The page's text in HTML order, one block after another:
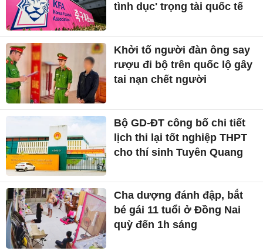
tình dục' trọng tài quốc tế
Khởi tố người đàn ông say
rượu đi bộ trên quốc lộ gây
tai nạn chết người
Bộ GD-ĐT công bố chi tiết
lịch thi lại tốt nghiệp THPT
cho thí sinh Tuyên Quang
Cha dượng đánh đập, bắt
bé gái 11 tuổi ở Đồng Nai
quỳ đến 1h sáng